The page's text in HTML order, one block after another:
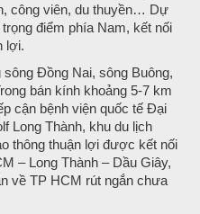
công viên, du thuyền… Dự
điểm phía Nam, kết nối
lợi.
Đồng Nai, sông Buông,
bán kính khoảng 5-7 km
cận bệnh viện quốc tế Đại
Long Thành, khu du lịch
thông thuận lợi được kết nối
– Long Thành – Dầu Giây,
về TP HCM rút ngắn chưa